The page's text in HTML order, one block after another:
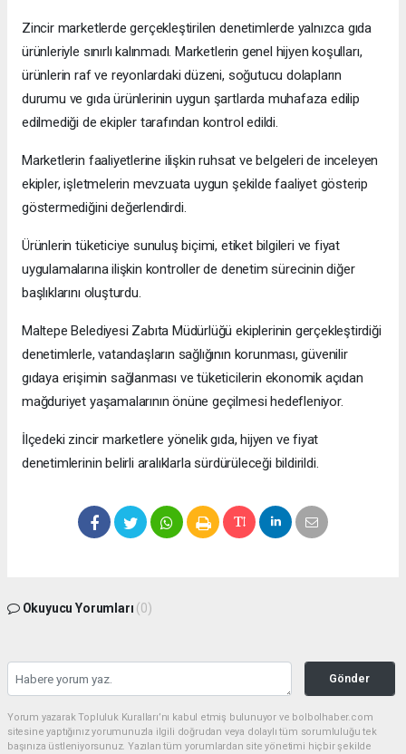
Zincir marketlerde gerçekleştirilen denetimlerde yalnızca gıda
ürünleriyle sınırlı kalınmadı. Marketlerin genel hijyen koşulları,
ürünlerin raf ve reyonlardaki düzeni, soğutucu dolapların
durumu ve gıda ürünlerinin uygun şartlarda muhafaza edilip
edilmediği de ekipler tarafından kontrol edildi.
Marketlerin faaliyetlerine ilişkin ruhsat ve belgeleri de inceleyen
ekipler, işletmelerin mevzuata uygun şekilde faaliyet gösterip
göstermediğini değerlendirdi.
Ürünlerin tüketiciye sunuluş biçimi, etiket bilgileri ve fiyat
uygulamalarına ilişkin kontroller de denetim sürecinin diğer
başlıklarını oluşturdu.
Maltepe Belediyesi Zabıta Müdürlüğü ekiplerinin gerçekleştirdiği
denetimlerle, vatandaşların sağlığının korunması, güvenilir
gıdaya erişimin sağlanması ve tüketicilerin ekonomik açıdan
mağduriyet yaşamalarının önüne geçilmesi hedefleniyor.
İlçedeki zincir marketlere yönelik gıda, hijyen ve fiyat
denetimlerinin belirli aralıklarla sürdürüleceği bildirildi.
Okuyucu Yorumları (0)
Gönder
Yorum yazarak Topluluk Kuralları’nı kabul etmiş bulunuyor ve bolbolhaber.com
sitesine yaptığınız yorumunuzla ilgili doğrudan veya dolaylı tüm sorumluluğu tek
başınıza üstleniyorsunuz. Yazılan tüm yorumlardan site yönetimi hiçbir şekilde